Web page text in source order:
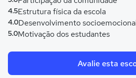
4.5Estrutura física da escola
4.0Desenvolvimento
5.0Motivação dos estudantes
Avalie esta